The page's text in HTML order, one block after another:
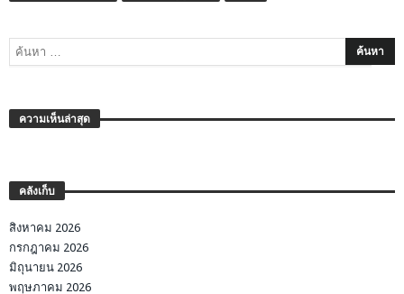
ความเห็นล่าสุด
คลังเก็บ
สิงหาคม 2026
กรกฎาคม 2026
มิถุนายน 2026
พฤษภาคม 2026